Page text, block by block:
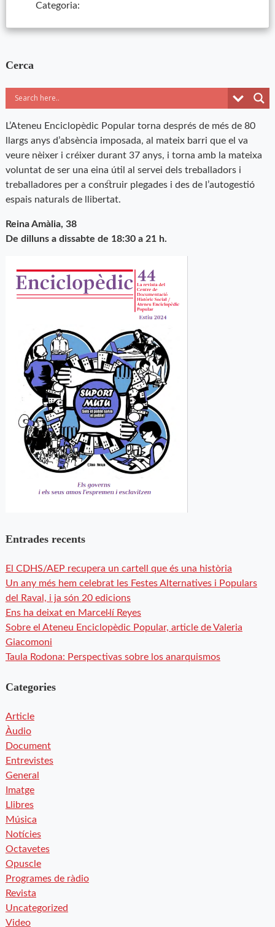
Categoria:
Cerca
L’Ateneu Enciclopèdic Popular torna després de més de 80
llargs anys d’absència imposada, al mateix barri que el va
veure nèixer i créixer durant 37 anys, i torna amb la mateixa
voluntat de ser una eina útil al servei dels treballadors i
treballadores per a construir plegades i des de l’autogestió
espais naturals de llibertat.
Reina Amàlia, 38
De dilluns a dissabte de 18:30 a 21 h.
Entrades recents
El CDHS/AEP recupera un cartell que és una història
Un any més hem celebrat les Festes Alternatives i Populars
del Raval, i ja són 20 edicions
Ens ha deixat en Marcel·lí Reyes
Sobre el Ateneu Enciclopèdic Popular, article de Valeria
Giacomoni
Taula Rodona: Perspectivas sobre los anarquismos
Categories
Article
Àudio
Document
Entrevistes
General
Imatge
Llibres
Música
Notícies
Octavetes
Opuscle
Programes de ràdio
Revista
Uncategorized
Video